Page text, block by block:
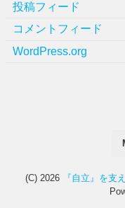
投稿フィード
コメントフィード
WordPress.org
(C) 2026 『自立』を支